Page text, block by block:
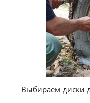
Выбираем диски